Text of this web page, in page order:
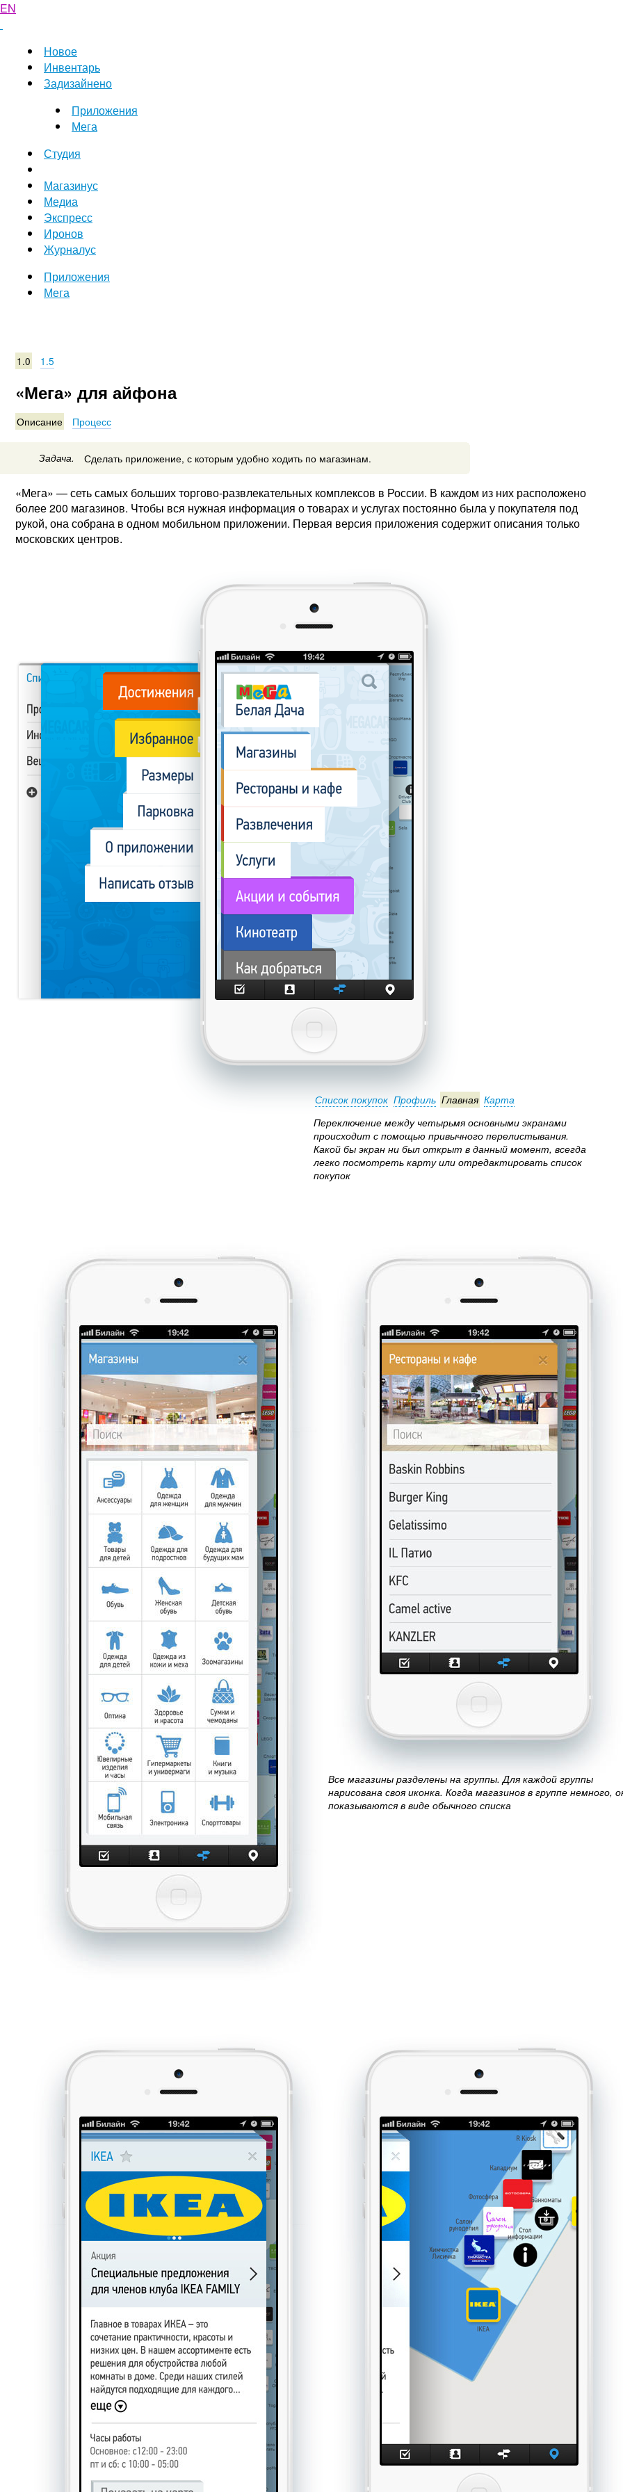
EN
Новое
Инвентарь
Задизайнено
Приложения
Мега
Студия
Магазинус
Медиа
Экспресс
Иронов
Журналус
Приложения
Мега
1.0 1.5
«Мега» для айфона
Описание Процесс
Задача. Сделать приложение, с которым удобно ходить по магазинам.
«Мега» — сеть самых больших торгово-развлекательных комплексов в России. В каждом из них расположено
более 200 магазинов. Чтобы вся нужная информация о товарах и услугах постоянно была у покупателя под
рукой, она собрана в одном мобильном приложении. Первая версия приложения содержит описания только
московских центров.
Список покупок Профиль Главная Карта
Переключение между четырьмя основными экранами
происходит с помощью привычного перелистывания.
Какой бы экран ни был открыт в данный момент, всегда
легко посмотреть карту или отредактировать список
покупок
Все магазины разделены на группы. Для каждой группы
нарисована своя иконка. Когда магазинов в группе немного,
показываются в виде обычного списка